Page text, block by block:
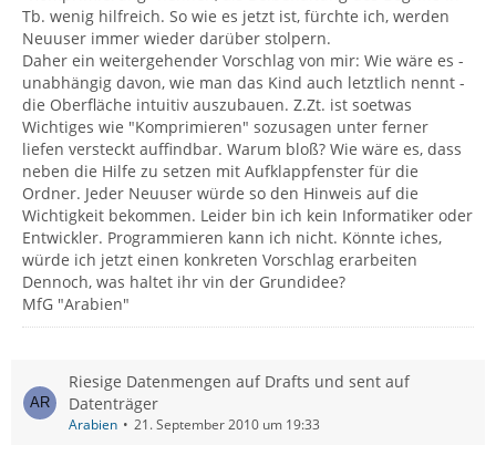
Tb. wenig hilfreich. So wie es jetzt ist, fürchte ich, werden
Neuuser immer wieder darüber stolpern.
Daher ein weitergehender Vorschlag von mir: Wie wäre es -
unabhängig davon, wie man das Kind auch letztlich nennt -
die Oberfläche intuitiv auszubauen. Z.Zt. ist soetwas
Wichtiges wie "Komprimieren" sozusagen unter ferner
liefen versteckt auffindbar. Warum bloß? Wie wäre es, dass
neben die Hilfe zu setzen mit Aufklappfenster für die
Ordner. Jeder Neuuser würde so den Hinweis auf die
Wichtigkeit bekommen. Leider bin ich kein Informatiker oder
Entwickler. Programmieren kann ich nicht. Könnte iches,
würde ich jetzt einen konkreten Vorschlag erarbeiten
Dennoch, was haltet ihr vin der Grundidee?
MfG "Arabien"
Riesige Datenmengen auf Drafts und sent auf
Datenträger
Arabien 21. September 2010 um 19:33